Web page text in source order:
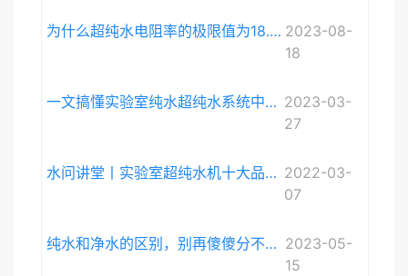
为什么超纯水电阻率的极限值为18.248MΩ·cm而不是无限大？ 2023-08-
18
一文搞懂实验室纯水超纯水系统中电导率与电阻率的关系 2023-03-
27
水问讲堂丨实验室超纯水机十大品牌排序和详细介绍 2022-03-
07
纯水和净水的区别，别再傻傻分不清啦。 2023-05-
15